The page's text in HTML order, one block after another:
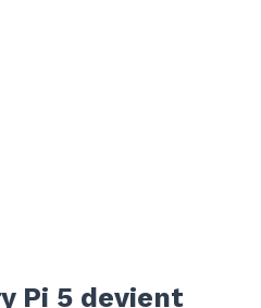
Pi 5 devient